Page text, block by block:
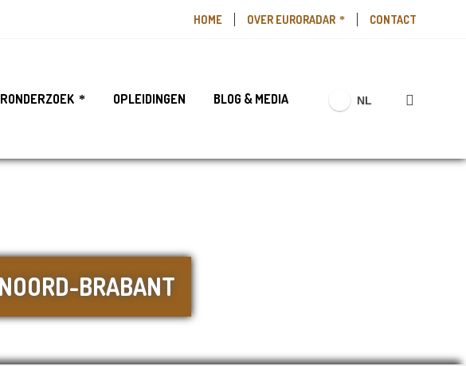
HOME OVER EURORADAR CONTACT
OPLEIDINGEN BLOG & MEDIA NL
BRABANT